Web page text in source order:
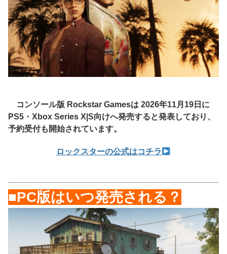
コンソール版 Rockstar Gamesは 2026年11月19日に
PS5・Xbox Series X|S向けへ発売すると発表しており、
予約受付も開始されています。
ロックスターの公式はコチラ
■PC版はいつ発売される？